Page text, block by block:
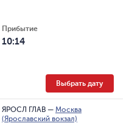
Прибытие
10:14
Выбрать дату
ЯРОСЛ ГЛАВ — Москва
(Ярославский вокзал)